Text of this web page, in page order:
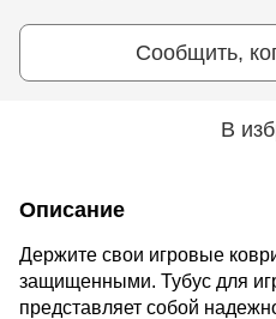
Сообщить,
В
Описание
Держите свои игровые
защищенными. Тубус для
представляет собой